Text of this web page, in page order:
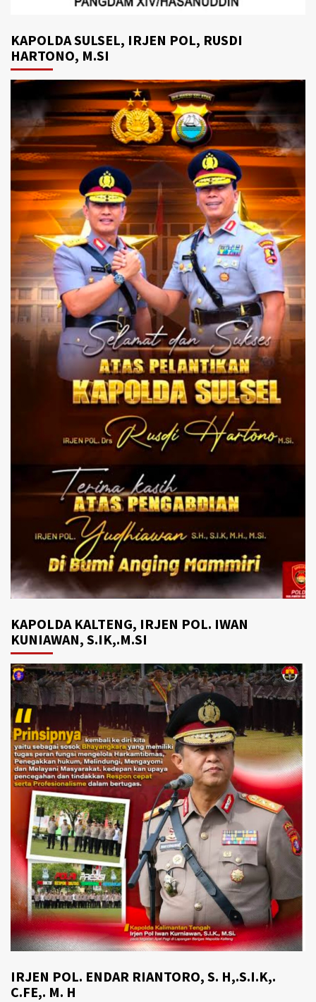
KAPOLDA SULSEL, IRJEN POL, RUSDI
HARTONO, M.SI
KAPOLDA KALTENG, IRJEN POL. IWAN
KUNIAWAN, S.IK,.M.SI
IRJEN POL. ENDAR RIANTORO, S. H,.S.I.K,.
C.FE,. M. H